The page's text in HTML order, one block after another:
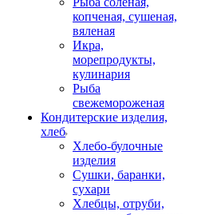
копченая, сушеная,
вяленая
Икра,
морепродукты,
кулинария
Рыба
свежемороженая
Кондитерские изделия,
хлеб
Хлебо-булочные
изделия
Сушки, баранки,
сухари
Хлебцы, отруби,